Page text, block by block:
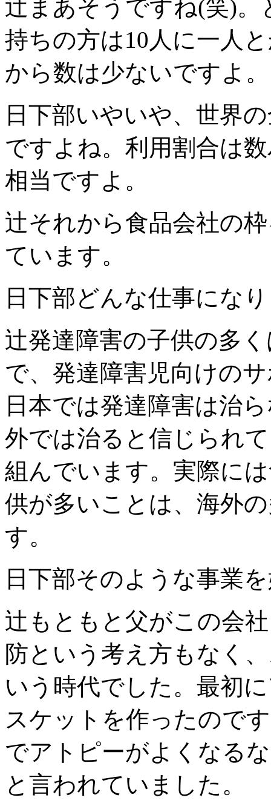
辻 まあそうですね(笑)
持ちの方は10人に一人
から数は少ないですよ。
日下部いやいや、世界
ですよね。利用割合は
相当ですよ。
辻それから食品会社の
ています。
日下部どんな仕事にな
辻発達障害の子供の多
で、発達障害児向けの
日本では発達障害は治
外では治ると信じられ
組んでいます。実際に
供が多いことは、海外
す。
日下部そのような事業
辻 もともと父がこの会
防という考え方もなく
いう時代でした。最初
スケットを作ったので
でアトピーがよくなる
と言われていました。